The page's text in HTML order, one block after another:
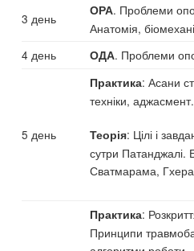
3 день
ОРА. Проблеми
Анатомія,
4 день
ОДА. Проблеми
5 день
Практика: Асани
техніки, аджасмент.
Теорія: Цілі і
сутри Патанджалі.
Сватмарама,
Практика:
Принципи